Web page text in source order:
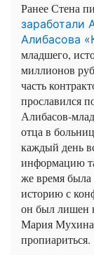
Ранее Стена
заработали
Алибасова
младшего,
миллионов
часть
прославился
Алибасов-
отца в
каждый день
информацию
же время
историю с
он был лишен
Мария Мухина,
пропиариться.